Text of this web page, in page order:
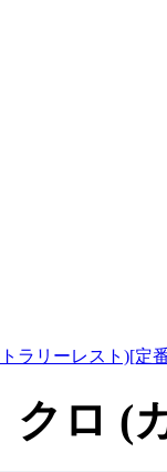
ラリーレスト)[定
クロ (